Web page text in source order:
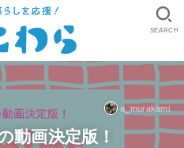
SEARCH
a_murakami
動画決定版！